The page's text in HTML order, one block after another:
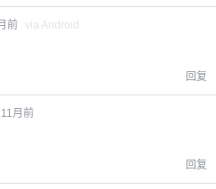
前 via Android
回复
11月前
回复